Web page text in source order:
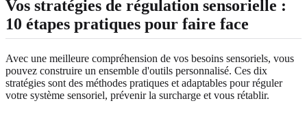
Vos stratégies de régulation sensorielle :
10 étapes pratiques pour faire face
Avec une meilleure compréhension de vos besoins sensoriels, vous
pouvez construire un ensemble d'outils personnalisé. Ces dix
stratégies sont des méthodes pratiques et adaptables pour réguler
votre système sensoriel, prévenir la surcharge et vous rétablir.